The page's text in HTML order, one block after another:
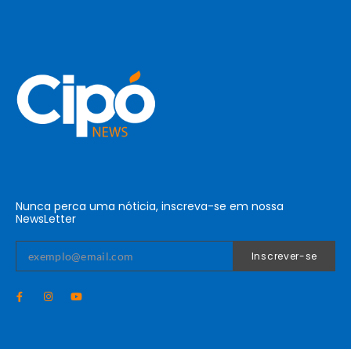
Nunca perca uma nóticia, inscreva-se em nossa
NewsLetter
Inscrever-se